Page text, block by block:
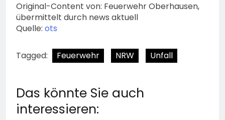
Original-Content von: Feuerwehr Oberhausen,
übermittelt durch news aktuell
Quelle: ots
Tagged: Feuerwehr NRW Unfall
Das könnte Sie auch
interessieren: